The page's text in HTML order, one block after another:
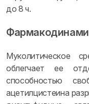
до 8 ч.
Муколитическое
облегчает ее
способностью
ацетилцистеина